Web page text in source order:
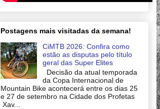
Postagens mais visitadas da semana!
CiMTB 2026: Confira como
estão as disputas pelo título
geral das Super Elites
Decisão da atual temporada
da Copa Internacional de
Mountain Bike acontecerá entre os dias 25
e 27 de setembro na Cidade dos Profetas
Xav...